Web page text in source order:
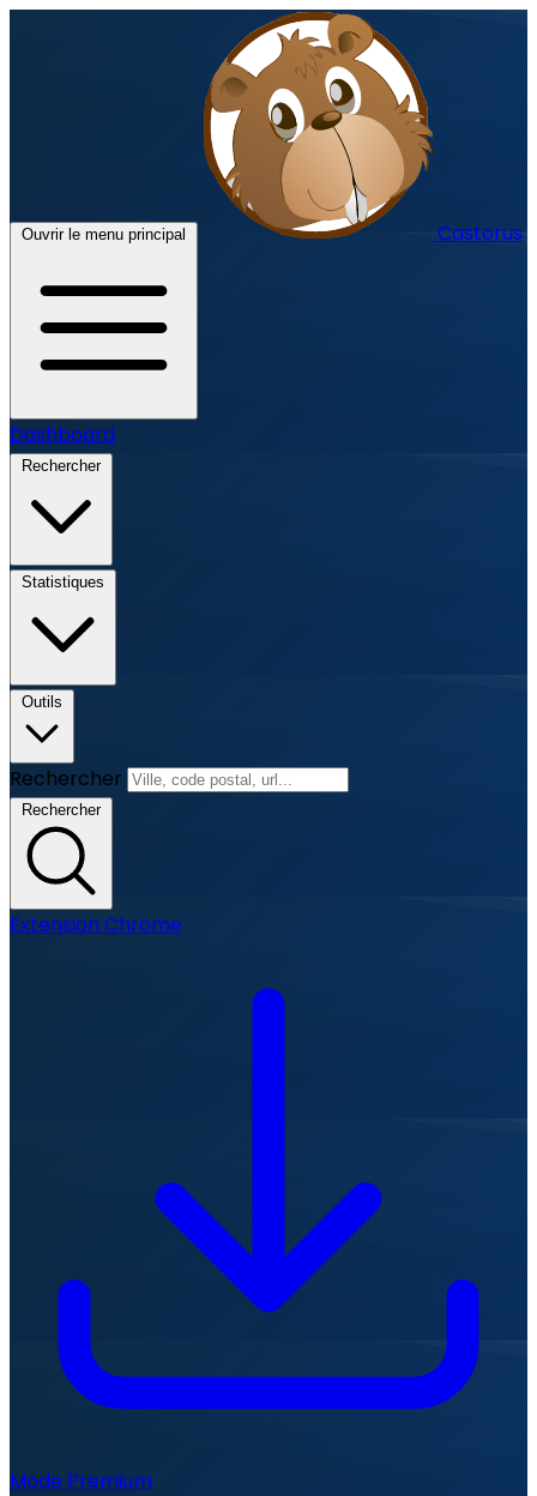
Ouvrir le menu principal Castorus
Dashboard
Rechercher
Statistiques
Outils
Rechercher
Rechercher
Extension Chrome
Mode Premium